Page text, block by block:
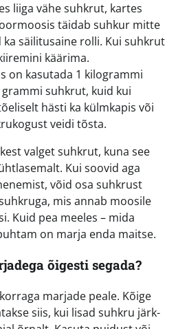
liiga vähe suhkrut, kartes
täidab suhkur mitte
säilitusaine rolli. Kui suhkrut
käärima.
on kasutada 1 kilogrammi
suhkrut, kuid kui
hästi ka külmkapis või
veidi tõsta.
valget suhkrut, kuna see
Kui soovid aga
võid osa suhkrust
mis annab moosile
Kuid pea meeles – mida
on marja enda maitse.
õigesti segada?
marjade peale. Kõige
siis, kui lisad suhkru järk-